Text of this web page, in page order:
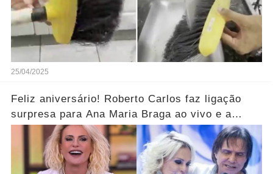
25/04/2025
Feliz aniversário! Roberto Carlos faz ligação
surpresa para Ana Maria Braga ao vivo e a
parabeniza pelo aniversário..... Ver mais